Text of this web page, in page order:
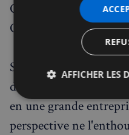
Ollama. OpenClaw ne
OpenAI fermé.
Steinberger a lui-
de blog qu'il aurait pu
en une grande
perspective ne
AFFICHER LES
Strictement
nécessaires